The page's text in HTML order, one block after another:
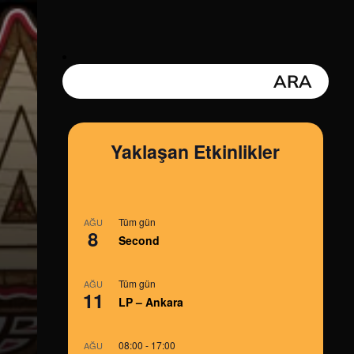
Yaklaşan Etkinlikler
AĞU
8
Tüm gün
Second
AĞU
11
Tüm gün
LP – Ankara
AĞU 08:00 - 17:00